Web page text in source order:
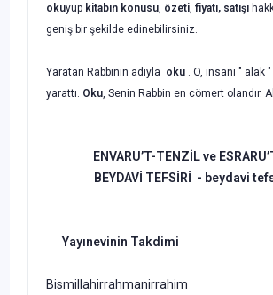
okuyup kitabın konusu özeti fiyatı, satışı
geniş bir şekilde edinebilirsiniz.
Yaratan Rabbinin adıyla oku . O, insanı " alak
yarattı. Oku , Senin Rabbin en cömert olandır.
ENVARU’T-TENZİL ve
BEYDAVİ TEFSİRİ - beydavi
Yayınevinin Takdimi
Bismillahirrahmanirrahim